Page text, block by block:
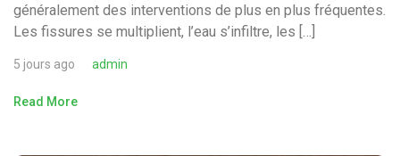
généralement des interventions de plus en plus fréquentes.
Les fissures se multiplient, l’eau s’infiltre, les […]
5 jours ago admin
Read More